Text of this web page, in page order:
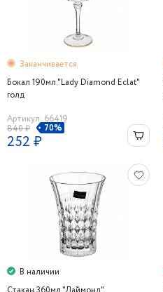
Заканчивается
Бокал 190мл."Lady Diamond Eclat"
голд
Артикул: 66419
840 ₽
70%
252 ₽
В наличии